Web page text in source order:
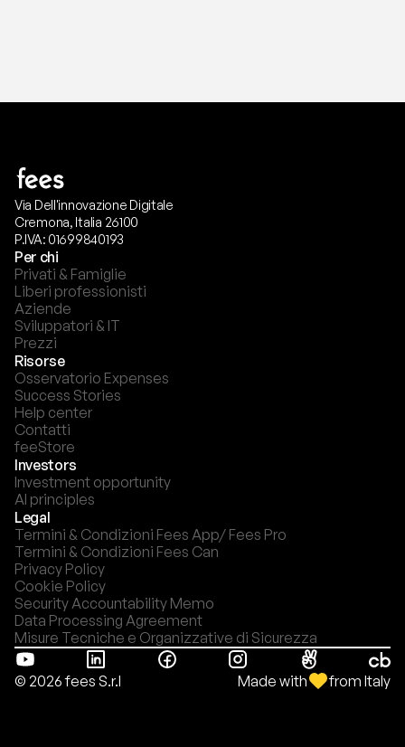
Via Dell'innovazione Digitale
Cremona, Italia 26100
P.IVA: 01699840193
Per chi
Privati & Famiglie
Liberi professionisti
Aziende
Sviluppatori & IT
Prezzi
Risorse
Osservatorio Expenses
Success Stories
Help center
Contatti
feeStore
Investors
Investment opportunity
AI principles
Legal
Termini & Condizioni Fees App/ Fees Pro
Termini & Condizioni Fees Can
Privacy Policy
Cookie Policy
Security Accountability Memo
Data Processing Agreement
Misure Tecniche e Organizzative di Sicurezza
© 2026 fees S.r.l Made with from Italy